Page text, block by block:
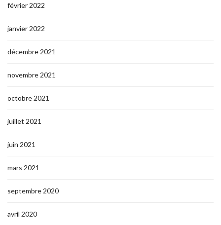
février 2022
janvier 2022
décembre 2021
novembre 2021
octobre 2021
juillet 2021
juin 2021
mars 2021
septembre 2020
avril 2020